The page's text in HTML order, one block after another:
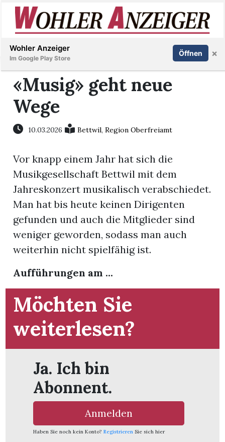
Immobilien
Veranstaltungen
Stellen
E-
Newsletter
App
Inserieren Abonnieren Anmelden
«Musig» geht neue
Wege
10.03.2026 Bettwil,Region Oberfreiamt
Vor knapp einem Jahr hat sich die
Musikgesellschaft Bettwil mit dem
Jahreskonzert musikalisch verabschiedet.
Man hat bis heute keinen Dirigenten
gefunden und auch die Mitglieder sind
weniger geworden, sodass man auch
weiterhin nicht spielfähig ist.
Aufführungen am ...
Möchten Sie
weiterlesen?
Ja. Ich bin
Abonnent.
Anmelden
Haben Sie noch kein Konto? Registrieren Sie sich hier
Wohler Anzeiger
Im Google Play Store
Öffnen ×